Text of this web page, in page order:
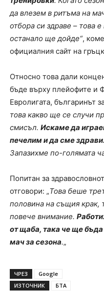
да влезем в ритъма на
отбора си здраве – това
останало ще дойде“,
официалния сайт на
Относно това дали
бъде върху плейофите и
Евролигата, българинът
това какво ще се случи
смисъл. Искаме да
печелим и да сме
Запазихме по-голямата
Попитан за
отговори: „Това беше
половина на същия крак,
повече внимание.
от щаба, така че ще
мач за сезона.„
ЧРЕЗ
Google
ИЗТОЧНИК
БТА